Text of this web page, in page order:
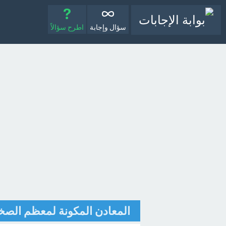
سؤال وإجابة اطرح سؤالاً
المعادن المكونة لمعظم